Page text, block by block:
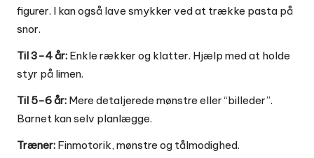
figurer. I kan også lave smykker ved at trække pasta på
snor.
Til 3-4 år: Enkle rækker og klatter. Hjælp med at holde
styr på limen.
Til 5-6 år: Mere detaljerede mønstre eller “billeder”.
Barnet kan selv planlægge.
Træner: Finmotorik, mønstre og tålmodighed.